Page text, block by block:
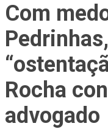
Com
Rocha
advogado